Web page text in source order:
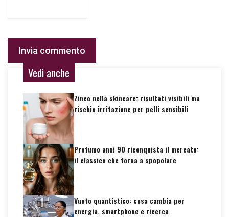
Vedi anche
Zinco nella skincare: risultati visibili ma
rischio irritazione per pelli sensibili
Profumo anni 90 riconquista il mercato:
il classico che torna a spopolare
Vuoto quantistico: cosa cambia per
energia, smartphone e ricerca